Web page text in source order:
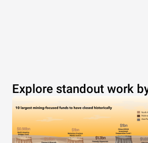
Explore standout work